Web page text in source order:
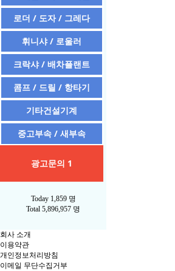
로더 / 도자 / 그레다
휘니샤 / 로울러
크락샤 / 배차플랜트
콤프 / 드릴 / 항타기
기타건설기계
중고부속 / 새부속
광고문의 1
Today 1,859 명
Total 5,896,957 명
회사 소개
이용약관
개인정보처리방침
이메일 무단수집거부